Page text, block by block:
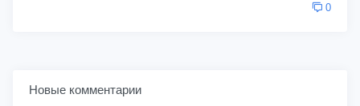
0
Новые комментарии